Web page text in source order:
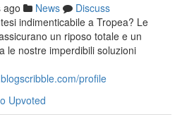
ago News
Discuss
indimenticabile a Tropea? Le
un riposo totale e un
le nostre imperdibili soluzioni
profile
Upvoted